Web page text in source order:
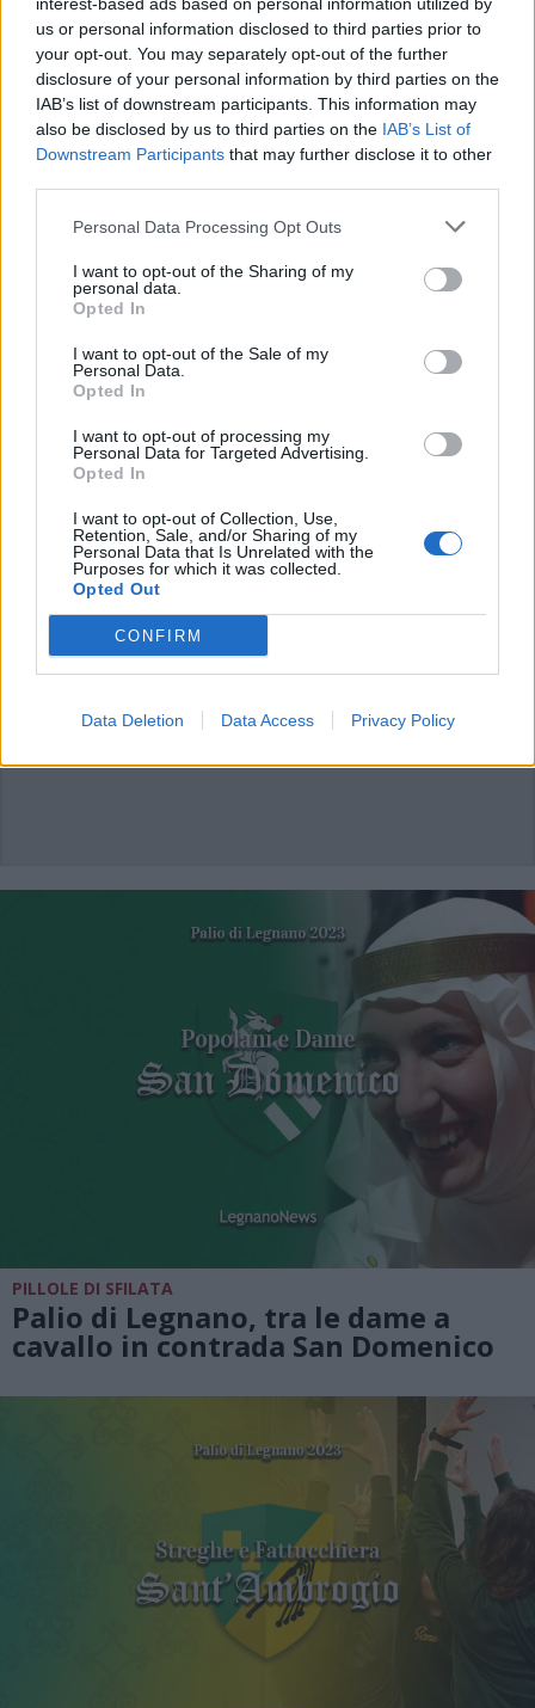
us or personal information disclosed to third parties prior to
your opt-out. You may separately opt-out of the further
disclosure of your personal information by third parties on the
IAB’s list of downstream participants. This information may
also be disclosed by us to third parties on the IAB’s List of
Downstream Participants that may further disclose it to other
Personal Data Processing Opt Outs
I want to opt-out of the Sharing of my
personal data.
Opted In
I want to opt-out of the Sale of my
Personal Data.
Opted In
I want to opt-out of processing my
Personal Data for Targeted Advertising.
Opted In
I want to opt-out of Collection, Use,
Retention, Sale, and/or Sharing of my
Personal Data that Is Unrelated with the
Purposes for which it was collected.
Opted Out
CONFIRM
Data Deletion Data Access Privacy Policy
PILLOLE DI PALIO 2023
Palio di Legnano, con i tamburini e
gli armati della contrada La Flora
PILLOLE DI SFILATA
Tra i costumi della contrada San
Bernardino: “Ogni abito ha una
storia, è la ricchezza del Palio di
Legnano”
PILLOLE DI SFILATA
Palio di Legnano, tra le dame a
cavallo in contrada San Domenico